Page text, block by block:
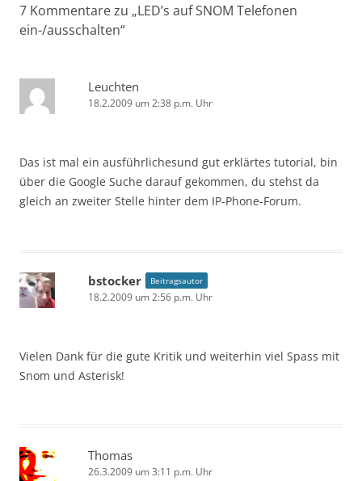
7 Kommentare zu „LED’s auf SNOM Telefonen
ein-/ausschalten“
Leuchten
18.2.2009 um 2:38 p.m. Uhr
Das ist mal ein ausführlichesund gut erklärtes tutorial, bin
über die Google Suche darauf gekommen, du stehst da
gleich an zweiter Stelle hinter dem IP-Phone-Forum.
bstocker Beitragsautor
18.2.2009 um 2:56 p.m. Uhr
Vielen Dank für die gute Kritik und weiterhin viel Spass mit
Snom und Asterisk!
Thomas
26.3.2009 um 3:11 p.m. Uhr